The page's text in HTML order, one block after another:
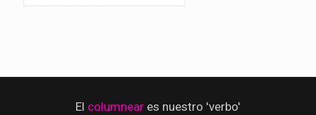
El columnear es nuestro 'verbo'